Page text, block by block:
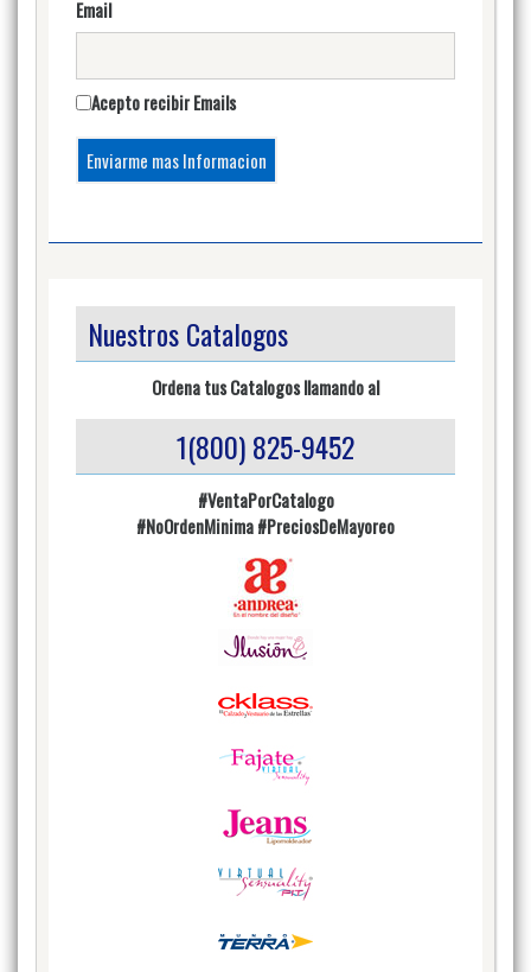
Email
Acepto recibir Emails
Nuestros Catalogos
Ordena tus Catalogos llamando al
1(800) 825-9452
#VentaPorCatalogo
#NoOrdenMinima#PreciosDeMayoreo